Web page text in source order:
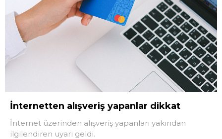
İnternetten alışveriş yapanlar dikkat
İnternet üzerinden alışveriş yapanları yakından
ilgilendiren uyarı geldi.